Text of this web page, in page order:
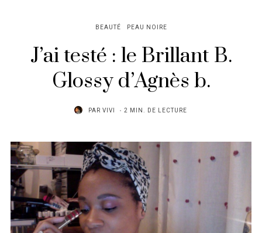
BEAUTÉ PEAU NOIRE
J’ai testé : le Brillant B.
Glossy d’Agnès b.
PAR VIVI 2 MIN. DE LECTURE